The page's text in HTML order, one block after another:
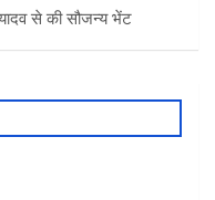
से की सौजन्य भेंट